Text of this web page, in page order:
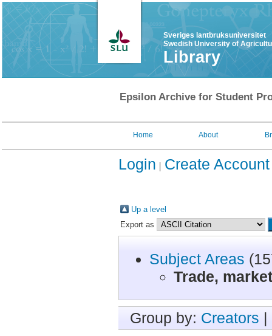
Sveriges lantbruksuniversitet
Swedish University of
Library
Epsilon Archive for Student
Home About
Login Create Account
Up a level
Export as
Subject Areas
Trade,
Group by: Creators |